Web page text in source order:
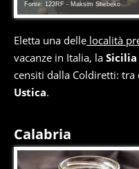
Fonte: 123RF - Maksim Shebeko
Eletta una delle località
vacanze in Italia, la Sicilia
censiti dalla Coldiretti:
Ustica.
Calabria